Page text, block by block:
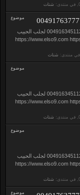
شتات
موضوع
الشيخ الروحاني جلب الحبيب و خلال ساعة 00491634511222 لجلب الحبيب
https://www.elso9.com
شتات
موضوع
الشيخ الروحاني جلب الحبيب و خلال ساعة 00491634511222 لجلب الحبيب
https://www.elso9.com
شتات
موضوع
الشيخ الروحاني جلب الحبيب و خلال ساعة 00491634511222 لجلب الحبيب
https://www.elso9.com
شتات
موضوع